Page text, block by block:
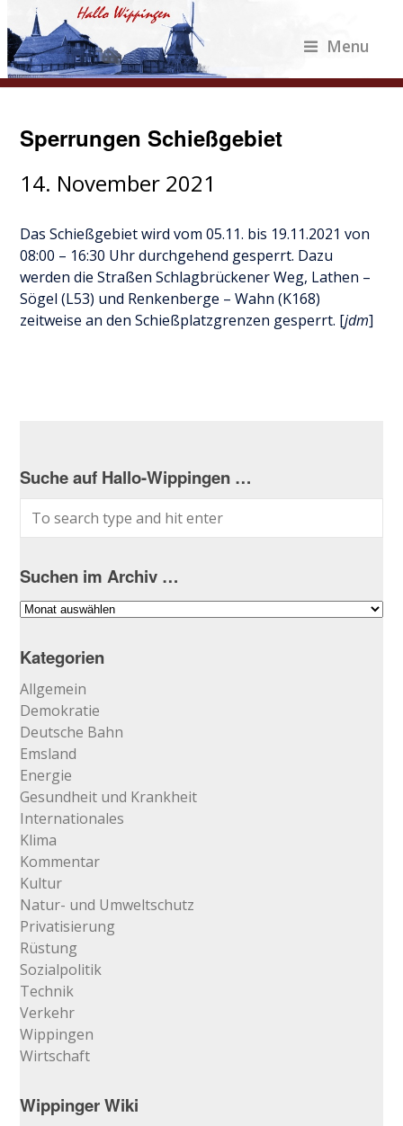
Menu
Sperrungen Schießgebiet
14. November 2021
Das Schießgebiet wird vom 05.11. bis 19.11.2021 von
08:00 – 16:30 Uhr durchgehend gesperrt. Dazu
werden die Straßen Schlagbrückener Weg, Lathen –
Sögel (L53) und Renkenberge – Wahn (K168)
zeitweise an den Schießplatzgrenzen gesperrt. [jdm]
Suche auf Hallo-Wippingen …
Suchen im Archiv …
Suchen
Archiv
Kategorien
Allgemein
Demokratie
Deutsche Bahn
Emsland
Energie
Gesundheit und Krankheit
Internationales
Klima
Kommentar
Kultur
Natur- und Umweltschutz
Privatisierung
Rüstung
Sozialpolitik
Technik
Verkehr
Wippingen
Wirtschaft
Wippinger Wiki